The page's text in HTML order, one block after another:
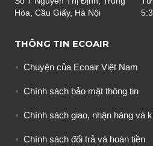
Hòa, Cầu Giấy, Hà Nội
THÔNG TIN ECOAIR
Chuyện của Ecoair Việt Nam
Chính sách bảo mật thông tin
Chính sách giao, nhận hàng và
Chính sách đổi trả và hoàn tiền